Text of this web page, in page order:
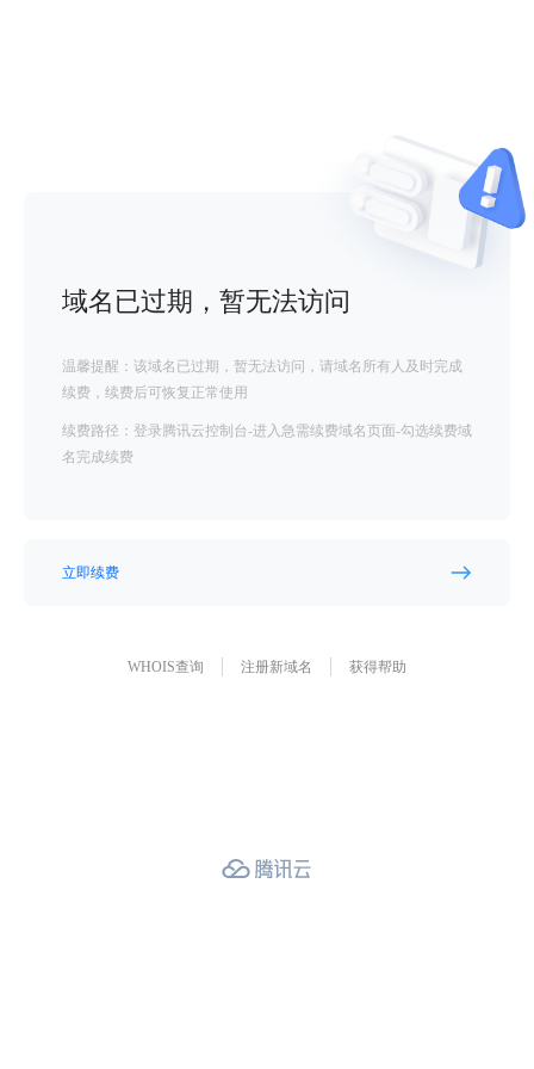
域名已过期，暂无法访问
温馨提醒：该域名已过期，暂无法访问，请域名所有人及时完成
续费，续费后可恢复正常使用
续费路径：登录腾讯云控制台-进入急需续费域名页面-勾选续费域
名完成续费
立即续费
WHOIS查询 注册新域名 获得帮助